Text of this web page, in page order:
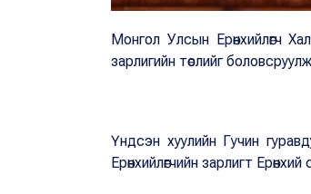
Монгол Улсын Ерөнхийлөгч
зарлигийн төслийг
Үндсэн хуулийн Гучин
Ерөнхийлөгчийн зарлигт